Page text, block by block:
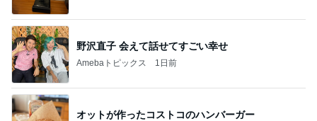
野沢直子 会えて話せてすごい幸せ
Amebaトピックス 1日前
オットが作ったコストコのハンバーガー